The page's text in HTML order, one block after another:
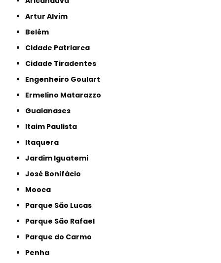
Artur Alvim
Belém
Cidade Patriarca
Cidade Tiradentes
Engenheiro Goulart
Ermelino Matarazzo
Guaianases
Itaim Paulista
Itaquera
Jardim Iguatemi
José Bonifácio
Mooca
Parque São Lucas
Parque São Rafael
Parque do Carmo
Penha